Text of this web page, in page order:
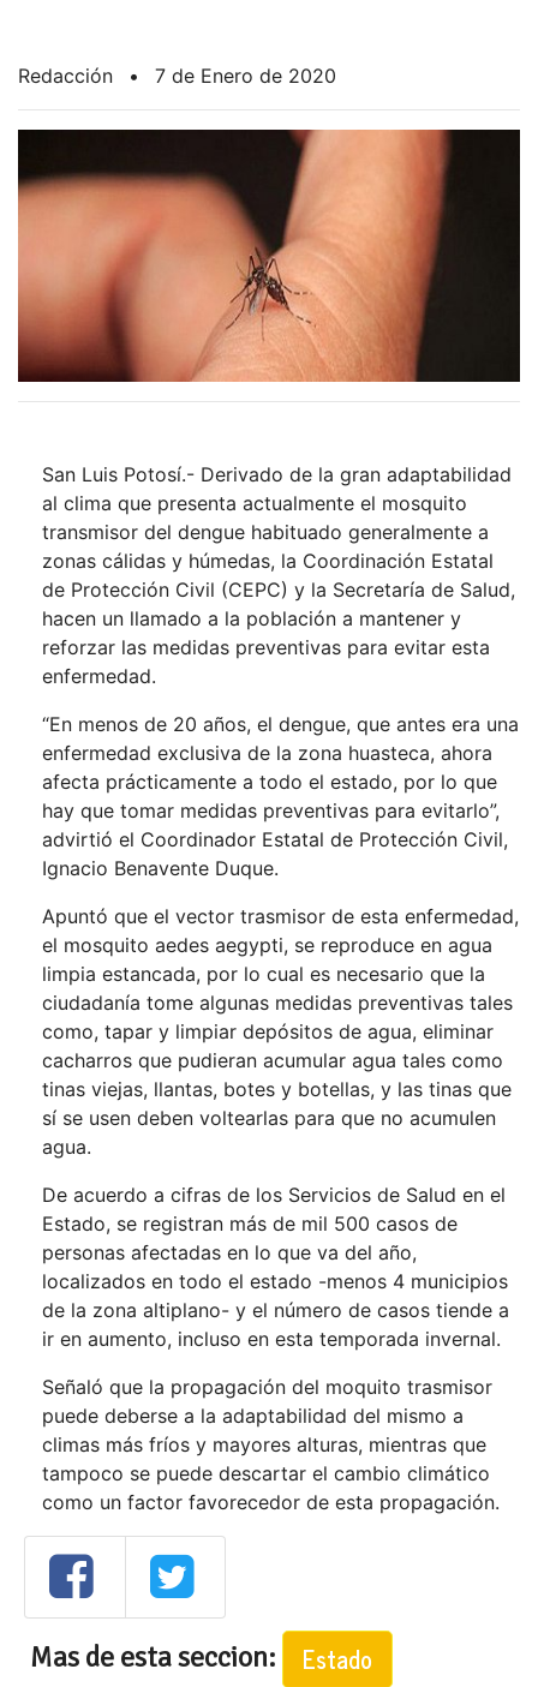
Redacción • 7 de Enero de 2020
San Luis Potosí.- Derivado de la gran adaptabilidad
al clima que presenta actualmente el mosquito
transmisor del dengue habituado generalmente a
zonas cálidas y húmedas, la Coordinación Estatal
de Protección Civil (CEPC) y la Secretaría de Salud,
hacen un llamado a la población a mantener y
reforzar las medidas preventivas para evitar esta
enfermedad.
“En menos de 20 años, el dengue, que antes era una
enfermedad exclusiva de la zona huasteca, ahora
afecta prácticamente a todo el estado, por lo que
hay que tomar medidas preventivas para evitarlo”,
advirtió el Coordinador Estatal de Protección Civil,
Ignacio Benavente Duque.
Apuntó que el vector trasmisor de esta enfermedad,
el mosquito aedes aegypti, se reproduce en agua
limpia estancada, por lo cual es necesario que la
ciudadanía tome algunas medidas preventivas tales
como, tapar y limpiar depósitos de agua, eliminar
cacharros que pudieran acumular agua tales como
tinas viejas, llantas, botes y botellas, y las tinas que
sí se usen deben voltearlas para que no acumulen
agua.
De acuerdo a cifras de los Servicios de Salud en el
Estado, se registran más de mil 500 casos de
personas afectadas en lo que va del año,
localizados en todo el estado -menos 4 municipios
de la zona altiplano- y el número de casos tiende a
ir en aumento, incluso en esta temporada invernal.
Señaló que la propagación del moquito trasmisor
puede deberse a la adaptabilidad del mismo a
climas más fríos y mayores alturas, mientras que
tampoco se puede descartar el cambio climático
como un factor favorecedor de esta propagación.
Mas de esta seccion: Estado